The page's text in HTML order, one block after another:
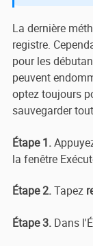
La dernière
registre.
pour les
peuvent
optez toujours
sauvegarder
Étape 1.
la fenêtre
Étape 2.Tapez
Étape 3.Dans